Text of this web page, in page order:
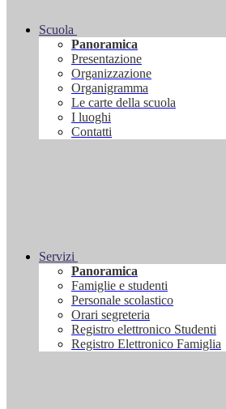
Scuola
Panoramica
Presentazione
Organizzazione
Organigramma
Le carte della scuola
I luoghi
Contatti
Servizi
Panoramica
Famiglie e studenti
Personale scolastico
Orari segreteria
Registro elettronico Studenti
Registro Elettronico Famiglia